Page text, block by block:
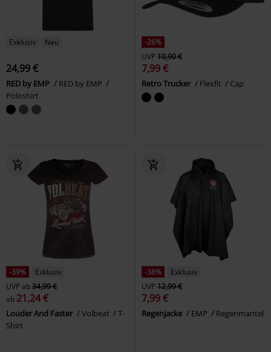
Exklusiv Neu
24,99 €
RED by EMP
RED by EMP
Poloshirt
-26%
UVP10,90 €
7,99 €
Retro Trucker Flexfit Cap
-39%
Exklusiv
UVPab34,99 €
ab 21,24 €
Louder And Faster Volbeat
T-
Shirt
-38%
Exklusiv
UVP12,99 €
7,99 €
Regenjacke EMP Regenmantel